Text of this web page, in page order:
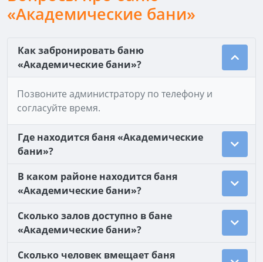
«Академические бани»
Как забронировать баню
«Академические бани»?
Позвоните администратору по телефону и
согласуйте время.
Где находится баня «Академические
бани»?
В каком районе находится баня
«Академические бани»?
Сколько залов доступно в бане
«Академические бани»?
Сколько человек вмещает баня